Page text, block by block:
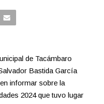
de Tacámbaro
Bastida García
informar sobre la
2024 que tuvo lugar